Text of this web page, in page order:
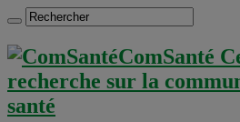
ComSanté
recherche sur la
santé